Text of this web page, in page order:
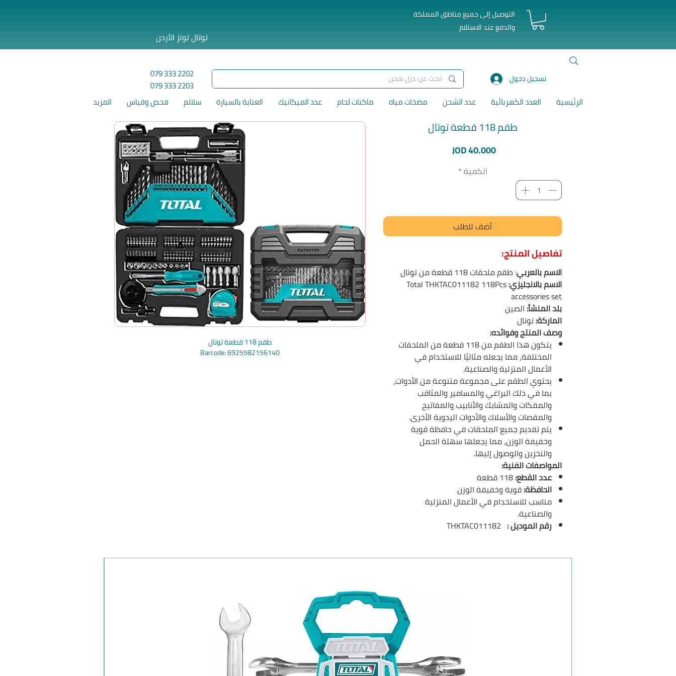
توتال تولز الأردن
التوصيل إلى جميع مناطق المملكة
والدفع عند الاستلام
079 333 2202
079 333 2203
تسجيل دخول
الرئيسية العدد الكهربائية عدد الشحن مضخات مياه ماكنات لحام عدد الميكانيك العناية بالسيارة سلالم فحص وقياس المزيد
طقم 118 قطعة توتال
Barcode: 6925582156140
طقم 118 قطعة توتال
JOD 40.000السعر
الكمية*
أضف للطلب
تفاصيل المنتج:
الاسم بالعربي: طقم ملحقات 118 قطعة من توتال
الاسم بالانجليزي:Total THKTAC011182 118Pcs
accessories set
بلد المنشأ: الصين
الماركة:توتال
وصف المنتج وفوائده:
يتكون هذا الطقم من 118 قطعة من الملحقات
المختلفة، مما يجعله مثاليًا للاستخدام في
الأعمال المنزلية والصناعية.
يحتوي الطقم على مجموعة متنوعة من الأدوات،
بما في ذلك البراغي والمسامير والمثاقب
والمفكات والمشابك والأنابيب والمفاتيح
والمقصات والأسلاك والأدوات اليدوية الأخرى.
يتم تقديم جميع الملحقات في حافظة قوية
وخفيفة الوزن، مما يجعلها سهلة الحمل
والتخزين والوصول إليها.
المواصفات الفنية:
عدد القطع:
الحافظة:قوية وخفيفة الوزن
مناسب للاستخدام في الأعمال المنزلية
والصناعية.
رقم الموديل :